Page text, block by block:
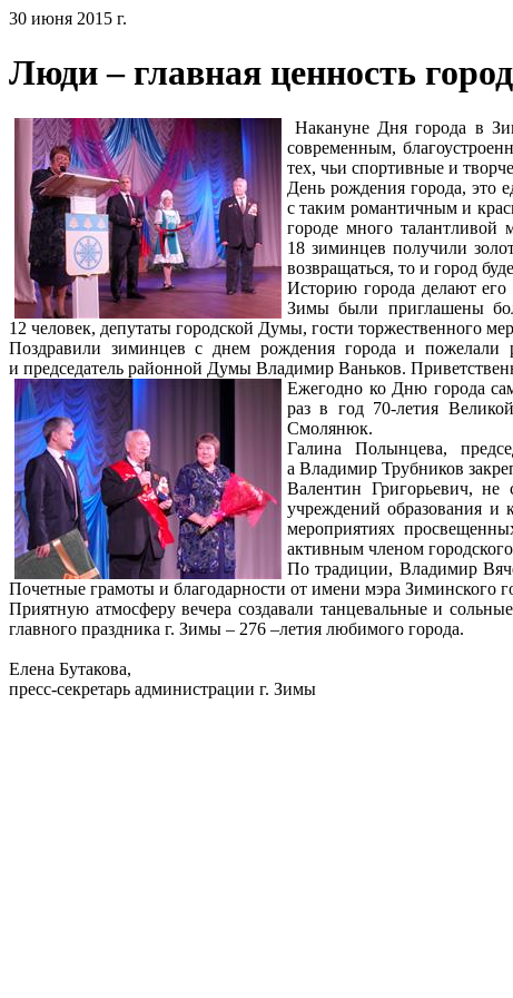
30 июня 2015 г.
Люди – главная ценность
Накануне Дня города в
современным,
тех, чьи спортивные и
День рождения города, это
с таким романтичным и
городе много
18 зиминцев получили
возвращаться, то и город
Историю города делают
Зимы были приглашены
12 человек, депутаты городской Думы, гости торжественного
Поздравили зиминцев с днем рождения города и пожелали
и председатель районной Думы Владимир Ваньков.
Ежегодно ко Дню города
раз в год 70-летия
Смолянюк.
Галина Полынцева,
а Владимир Трубников
Валентин Григорьевич, не
учреждений образования и
мероприятиях
активным членом городского
По традиции, Владимир
Почетные грамоты и благодарности от имени мэра Зиминского
Приятную атмосферу вечера создавали танцевальные и
главного праздника г. Зимы – 276 –летия любимого города.
Елена Бутакова,
пресс-секретарь администрации г. Зимы